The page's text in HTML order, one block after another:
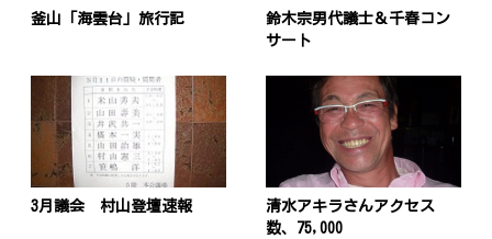
釜山「海雲台」旅行記
鈴木宗男代議士＆千春コン
サート
3月議会 村山登壇速報
清水アキラさんアクセス
数、75,000